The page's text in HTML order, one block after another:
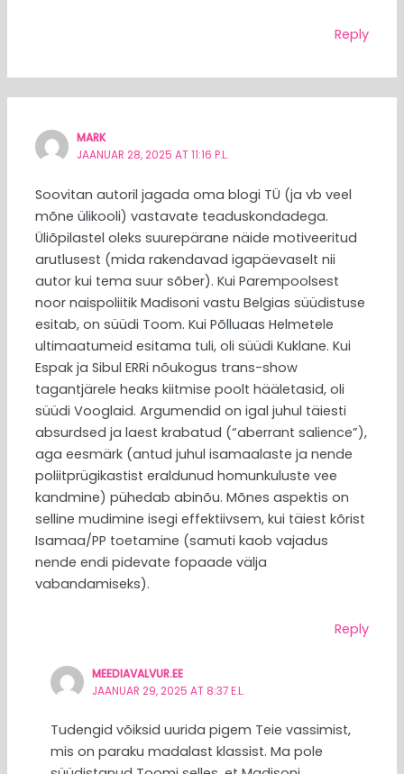
Reply
MARK
JAANUAR 28, 2025 AT 11:16 P.L.
Soovitan autoril jagada oma blogi TÜ (ja vb veel
mõne ülikooli) vastavate teaduskondadega.
Üliõpilastel oleks suurepärane näide motiveeritud
arutlusest (mida rakendavad igapäevaselt nii
autor kui tema suur sõber). Kui Parempoolsest
noor naispoliitik Madisoni vastu Belgias süüdistuse
esitab, on süüdi Toom. Kui Põlluaas Helmetele
ultimaatumeid esitama tuli, oli süüdi Kuklane. Kui
Espak ja Sibul ERRi nõukogus trans-show
tagantjärele heaks kiitmise poolt hääletasid, oli
süüdi Vooglaid. Argumendid on igal juhul täiesti
absurdsed ja laest krabatud (“aberrant salience”),
aga eesmärk (antud juhul isamaalaste ja nende
poliitprügikastist eraldunud homunkuluste vee
kandmine) pühedab abinõu. Mõnes aspektis on
selline mudimine isegi effektiivsem, kui täiest kõrist
Isamaa/PP toetamine (samuti kaob vajadus
nende endi pidevate fopaade välja
vabandamiseks).
Reply
MEEDIAVALVUR.EE
JAANUAR 29, 2025 AT 8:37 E.L.
Tudengid võiksid uurida pigem Teie vassimist,
mis on paraku madalast klassist. Ma pole